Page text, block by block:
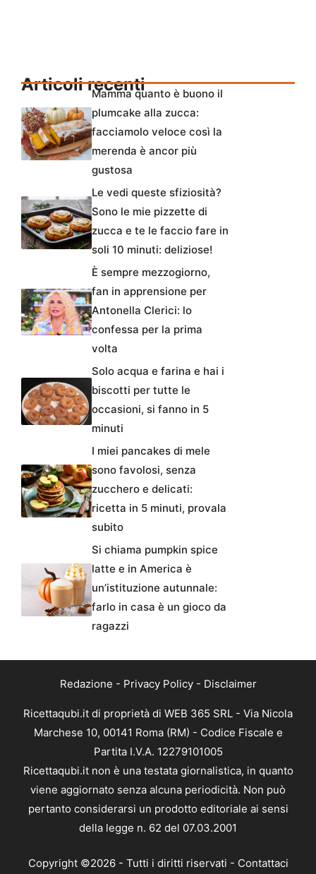
Articoli recentiMamma quanto è buono il
plumcake alla zucca:
facciamolo veloce così la
merenda è ancor più
gustosa
Le vedi queste sfiziosità?
Sono le mie pizzette di
zucca e te le faccio fare in
soli 10 minuti: deliziose!
È sempre mezzogiorno,
fan in apprensione per
Antonella Clerici: lo
confessa per la prima
volta
Solo acqua e farina e hai i
biscotti per tutte le
occasioni, si fanno in 5
minuti
I miei pancakes di mele
sono favolosi, senza
zucchero e delicati:
ricetta in 5 minuti, provala
subito
Si chiama pumpkin spice
latte e in America è
un’istituzione autunnale:
farlo in casa è un gioco da
ragazzi
Redazione - Privacy Policy- Disclaimer
Ricettaqubi.it di proprietà di WEB 365 SRL - Via Nicola
Marchese 10, 00141 Roma (RM) - Codice Fiscale e
Partita I.V.A. 12279101005
Ricettaqubi.it non è una testata giornalistica, in quanto
viene aggiornato senza alcuna periodicità. Non può
pertanto considerarsi un prodotto editoriale ai sensi
della legge n. 62 del 07.03.2001
Copyright ©2026 - Tutti i diritti riservati - Contattaci